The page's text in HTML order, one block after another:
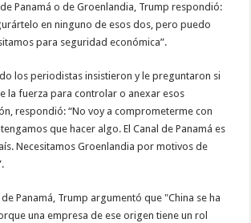
Panamá o de Groenlandia, Trump respondió:
en ninguno de esos dos, pero puedo
para seguridad económica”.
los periodistas insistieron y le preguntaron si
la fuerza para controlar o anexar esos
respondió: “No voy a comprometerme con
que hacer algo. El Canal de Panamá es
Necesitamos Groenlandia por motivos de
de Panamá, Trump argumentó que "China se ha
una empresa de ese origen tiene un rol